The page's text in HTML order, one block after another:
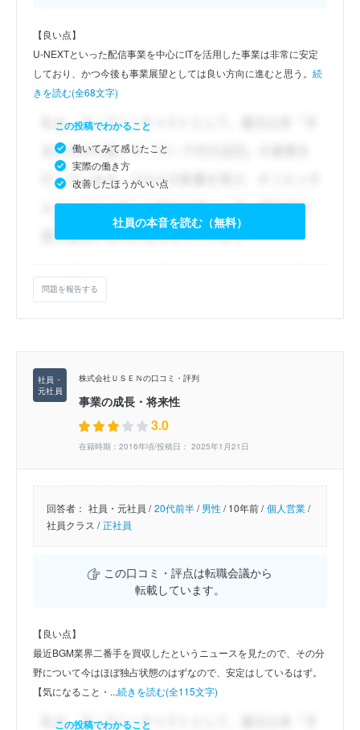
【良い点】
U-NEXTといった配信事業を中心にITを活用した事業は非常に安定
しており、かつ今後も事業展望としては良い方向に進むと思う。 続
きを読む(全68文字)
この投稿でわかること
働いてみて感じたこと
実際の働き方
改善したほうがいい点
社員の本音を読む（無料）
問題を報告する
株式会社ＵＳＥＮの口コミ・評判
事業の成長・将来性
3.0
在籍時期：2016年頃/投稿日： 2025年1月21日
回答者： 社員・元社員 / 20代前半/男性/10年前 / 個人営業/
社員クラス / 正社員
この口コミ・評点は転職会議から
転載しています。
【良い点】
最近BGM業界二番手を買収したというニュースを見たので、その分
野について今はほぼ独占状態のはずなので、安定はしているはず。
【気になること・...続きを読む(全115文字)
この投稿でわかること